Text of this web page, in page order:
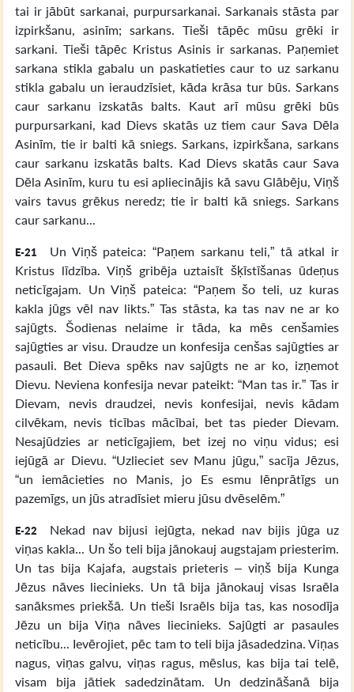
tai ir jābūt sarkanai, purpursarkanai. Sarkanais stāsta par
izpirkšanu, asinīm; sarkans. Tieši tāpēc mūsu grēki ir
sarkani. Tieši tāpēc Kristus Asinis ir sarkanas. Paņemiet
sarkana stikla gabalu un paskatieties caur to uz sarkanu
stikla gabalu un ieraudzīsiet, kāda krāsa tur būs. Sarkans
caur sarkanu izskatās balts. Kaut arī mūsu grēki būs
purpursarkani, kad Dievs skatās uz tiem caur Sava Dēla
Asinīm, tie ir balti kā sniegs. Sarkans, izpirkšana, sarkans
caur sarkanu izskatās balts. Kad Dievs skatās caur Sava
Dēla Asinīm, kuru tu esi apliecinājis kā savu Glābēju, Viņš
vairs tavus grēkus neredz; tie ir balti kā sniegs. Sarkans
caur sarkanu...
E-21
Un Viņš pateica: “Paņem sarkanu teli,” tā atkal ir
Kristus līdzība. Viņš gribēja uztaisīt šķīstīšanas ūdeņus
neticīgajam. Un Viņš pateica: “Paņem šo teli, uz kuras
kakla jūgs vēl nav likts.” Tas stāsta, ka tas nav ne ar ko
sajūgts. Šodienas nelaime ir tāda, ka mēs cenšamies
sajūgties ar visu. Draudze un konfesija cenšas sajūgties ar
pasauli. Bet Dieva spēks nav sajūgts ne ar ko, izņemot
Dievu. Neviena konfesija nevar pateikt: “Man tas ir.” Tas ir
Dievam, nevis draudzei, nevis konfesijai, nevis kādam
cilvēkam, nevis ticības mācībai, bet tas pieder Dievam.
Nesajūdzies ar neticīgajiem, bet izej no viņu vidus; esi
iejūgā ar Dievu. “Uzlieciet sev Manu jūgu,” sacīja Jēzus,
“un iemācieties no Manis, jo Es esmu lēnprātīgs un
pazemīgs, un jūs atradīsiet mieru jūsu dvēselēm.”
E-22
Nekad nav bijusi iejūgta, nekad nav bijis jūga uz
viņas kakla... Un šo teli bija jānokauj augstajam priesterim.
Un tas bija Kajafa, augstais prieteris – viņš bija Kunga
Jēzus nāves liecinieks. Un tā bija jānokauj visas Israēla
sanāksmes priekšā. Un tieši Israēls bija tas, kas nosodīja
Jēzu un bija Viņa nāves liecinieks. Sajūgti ar pasaules
neticību... Ievērojiet, pēc tam to teli bija jāsadedzina. Viņas
nagus, viņas galvu, viņas ragus, mēslus, kas bija tai telē,
visam bija jātiek sadedzinātam. Un dedzināšanā bija